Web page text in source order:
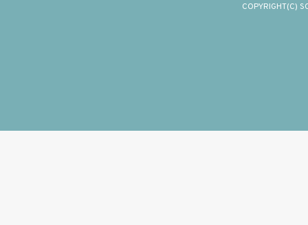
COPYRIGHT(C)